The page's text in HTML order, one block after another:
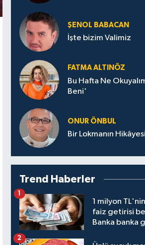
ŞENOL BABACAN
İşte bizim Valimiz
FATMA ALTINÖZ
Bu Hafta Ne
Beni'
ONUR ÖNBUL
Bir Lokmanın Hikâyesi
Trend Haberler
1 milyon
faiz getirisi
Banka banka
1
2